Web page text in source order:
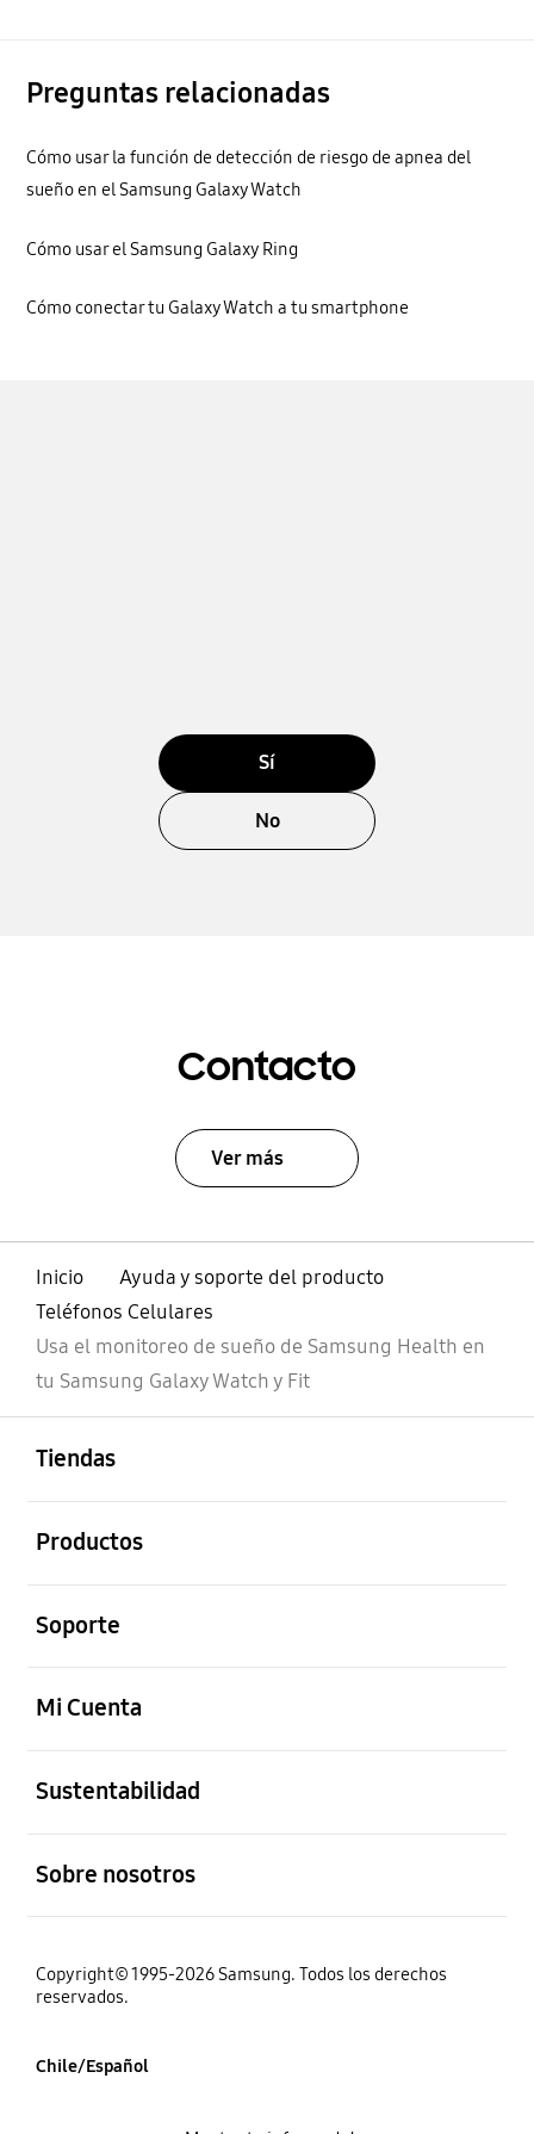
Preguntas relacionadas
Cómo usar la función de detección de riesgo de apnea del
sueño en el Samsung Galaxy Watch
Cómo usar el Samsung Galaxy Ring
Cómo conectar tu Galaxy Watch a tu smartphone
Sí
No
Contacto
Ver más
Inicio
Ayuda y soporte del producto
Teléfonos Celulares
Usa el monitoreo de sueño de Samsung Health en
tu Samsung Galaxy Watch y Fit
Tiendas
Productos
Soporte
Mi Cuenta
Sustentabilidad
Sobre nosotros
Copyright© 1995-2026 Samsung. Todos los derechos
reservados.
Chile/Español